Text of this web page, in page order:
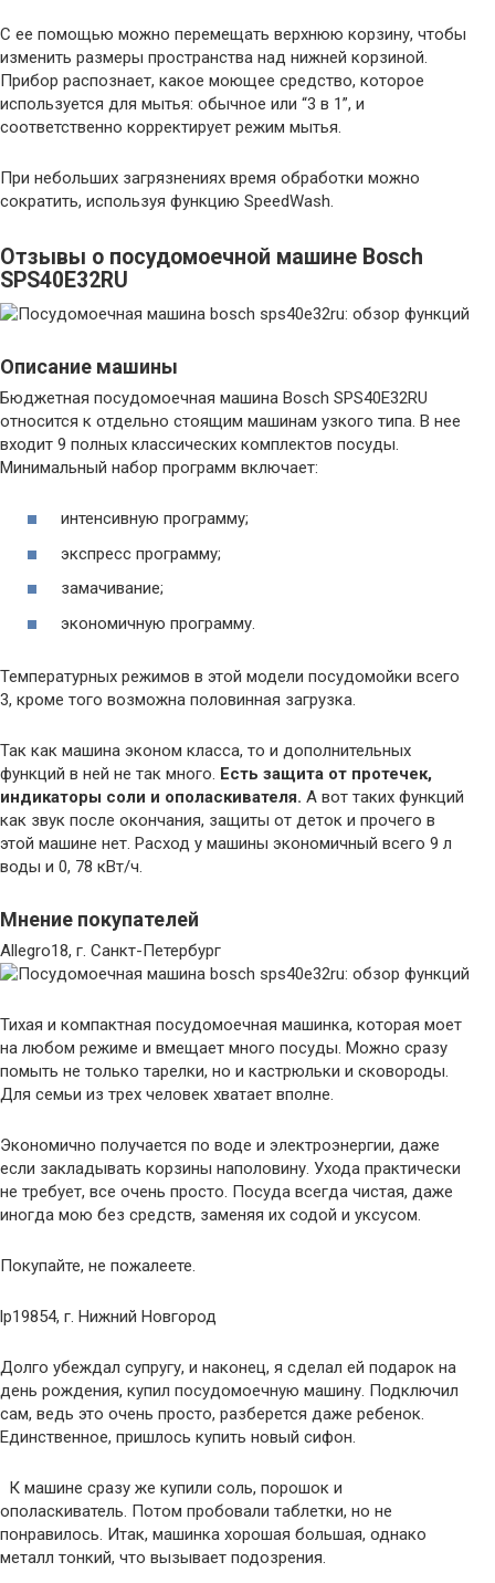
С ее помощью можно перемещать верхнюю корзину, чтобы
изменить размеры пространства над нижней корзиной.
Прибор распознает, какое моющее средство, которое
используется для мытья: обычное или “3 в 1”, и
соответственно корректирует режим мытья.
При небольших загрязнениях время обработки можно
сократить, используя функцию SpeedWash.
Отзывы о посудомоечной машине Bosch
SPS40E32RU
Описание машины
Бюджетная посудомоечная машина Bosch SPS40E32RU
относится к отдельно стоящим машинам узкого типа. В нее
входит 9 полных классических комплектов посуды.
Минимальный набор программ включает:
интенсивную программу;
экспресс программу;
замачивание;
экономичную программу.
Температурных режимов в этой модели посудомойки всего
3, кроме того возможна половинная загрузка.
Так как машина эконом класса, то и дополнительных
функций в ней не так много. Есть защита от протечек,
индикаторы соли и ополаскивателя. А вот таких функций
как звук после окончания, защиты от деток и прочего в
этой машине нет. Расход у машины экономичный всего 9 л
воды и 0, 78 кВт/ч.
Мнение покупателей
Allegro18, г. Санкт-Петербург
Тихая и компактная посудомоечная машинка, которая моет
на любом режиме и вмещает много посуды. Можно сразу
помыть не только тарелки, но и кастрюльки и сковороды.
Для семьи из трех человек хватает вполне.
Экономично получается по воде и электроэнергии, даже
если закладывать корзины наполовину. Ухода практически
не требует, все очень просто. Посуда всегда чистая, даже
иногда мою без средств, заменяя их содой и уксусом.
Покупайте, не пожалеете.
lp19854, г. Нижний Новгород
Долго убеждал супругу, и наконец, я сделал ей подарок на
день рождения, купил посудомоечную машину. Подключил
сам, ведь это очень просто, разберется даже ребенок.
Единственное, пришлось купить новый сифон.
К машине сразу же купили соль, порошок и
ополаскиватель. Потом пробовали таблетки, но не
понравилось. Итак, машинка хорошая большая, однако
металл тонкий, что вызывает подозрения.